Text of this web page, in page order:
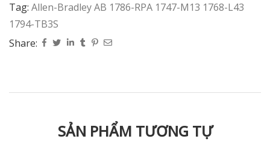
Tag: Allen-Bradley AB 1786-RPA 1747-M13 1768-L43
1794-TB3S
Share:
SẢN PHẨM TƯƠNG TỰ